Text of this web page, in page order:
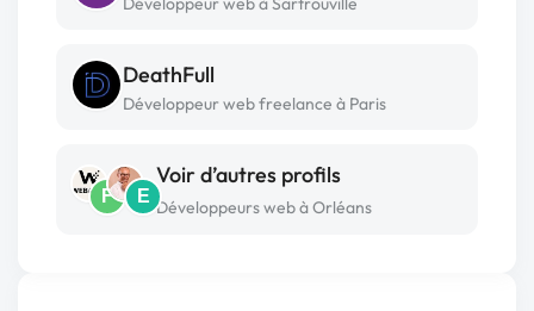
DeathFull
Développeur web freelance à Paris
F E
Voir d’autres profils
Développeurs web à Orléans